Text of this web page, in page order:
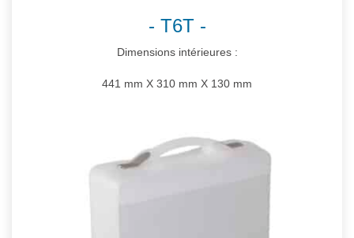
T6T
Dimensions intérieures :
441 mm X 310 mm X 130 mm